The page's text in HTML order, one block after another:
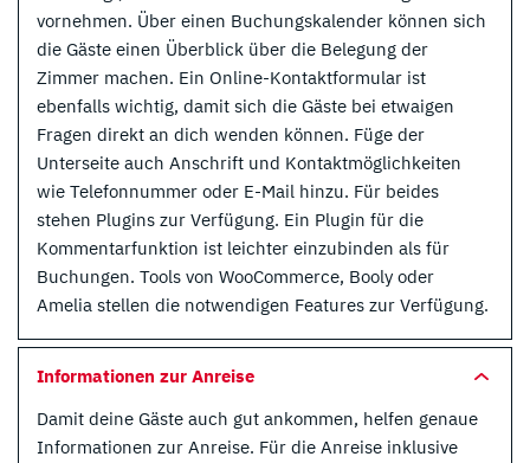
vornehmen. Über einen Buchungskalender können sich
die Gäste einen Überblick über die Belegung der
Zimmer machen. Ein Online-Kontaktformular ist
ebenfalls wichtig, damit sich die Gäste bei etwaigen
Fragen direkt an dich wenden können. Füge der
Unterseite auch Anschrift und Kontaktmöglichkeiten
wie Telefonnummer oder E-Mail hinzu. Für beides
stehen Plugins zur Verfügung. Ein Plugin für die
Kommentarfunktion ist leichter einzubinden als für
Buchungen. Tools von WooCommerce, Booly oder
Amelia stellen die notwendigen Features zur Verfügung.
Informationen zur Anreise
Damit deine Gäste auch gut ankommen, helfen genaue
Informationen zur Anreise. Für die Anreise inklusive